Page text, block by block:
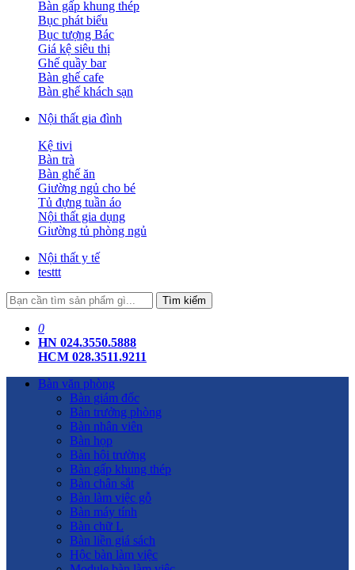
Bàn gấp khung thép
Bục phát biểu
Bục tượng Bác
Giá kệ siêu thị
Ghế quầy bar
Bàn ghế cafe
Bàn ghế khách sạn
Nội thất gia đình
Kệ tivi
Bàn trà
Bàn ghế ăn
Giường ngủ cho bé
Tủ đựng tuần áo
Nội thất gia dụng
Giường tủ phòng ngủ
Nội thất y tế
testtt
Tìm kiếm
0
HN 024.3550.5888
HCM 028.3511.9211
Bàn văn phòng
Bàn giám đốc
Bàn trưởng phòng
Bàn nhân viên
Bàn họp
Bàn hội trường
Bàn gấp khung thép
Bàn chân sắt
Bàn làm việc gỗ
Bàn máy tính
Bàn chữ L
Bàn liền giá sách
Hộc bàn làm việc